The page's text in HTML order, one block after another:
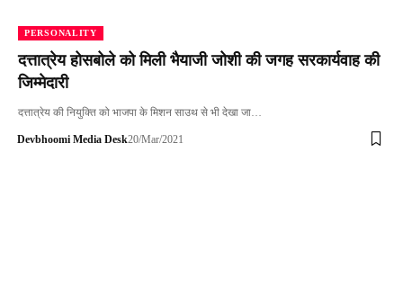
PERSONALITY
दत्तात्रेय होसबोले को मिली भैयाजी जोशी की जगह सरकार्यवाह की
जिम्मेदारी
दत्तात्रेय की नियुक्ति को भाजपा के मिशन साउथ से भी देखा जा…
Devbhoomi Media Desk20/Mar/2021